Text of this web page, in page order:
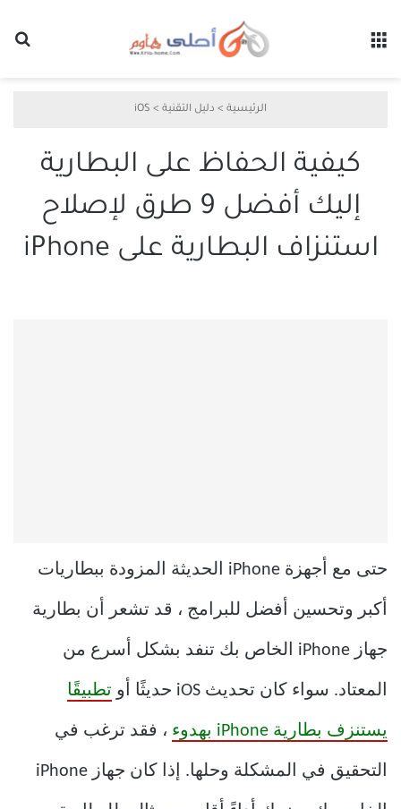
الرئيسية > دليل التقنية >
iOS
كيفية الحفاظ على البطارية
إليك أفضل 9 طرق لإصلاح
استنزاف البطارية على iPhone
حتى مع أجهزة iPhone الحديثة المزودة ببطاريات
أكبر وتحسين أفضل للبرامج ، قد تشعر أن بطارية
جهاز iPhone الخاص بك تنفد بشكل أسرع من
المعتاد. سواء كان تحديث iOS حديثًا أو تطبيقًا
يستنزف بطارية iPhone بهدوء ، فقد ترغب في
التحقيق في المشكلة وحلها. إذا كان جهاز iPhone